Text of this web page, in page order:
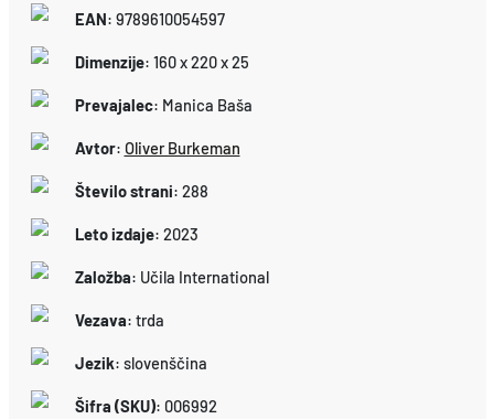
EAN: 9789610054597
Dimenzije: 160 x 220 x 25
Prevajalec: Manica Baša
Avtor: Oliver Burkeman
Število strani: 288
Leto izdaje: 2023
Založba: Učila International
Vezava: trda
Jezik: slovenščina
Šifra (SKU): 006992